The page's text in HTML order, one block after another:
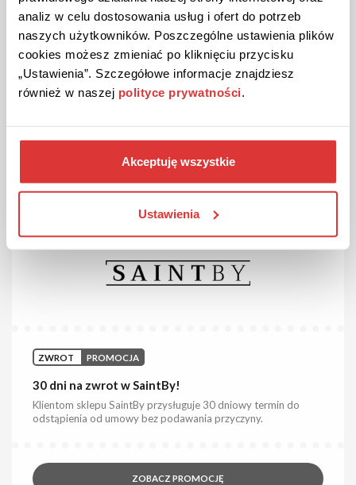
analiz w celu dostosowania usług i ofert do potrzeb
naszych użytkowników. Poszczególne ustawienia plików
cookies możesz zmieniać po kliknięciu przycisku
„Ustawienia”. Szczegółowe informacje znajdziesz
również w naszej polityce prywatności.
Akceptuję wszystkie
Ustawienia
PROMOCJA
Nowości w SaintBy!
Zobacz najnowszą kolekcję stylowych ubrań premium
wykonanych luksusowych materiałów.
ZWROT PROMOCJA
30 dni na zwrot w SaintBy!
Klientom sklepu SaintBy przysługuje 30 dniowy termin do
odstąpienia od umowy bez podawania przyczyny.
ZOBACZ PROMOCJĘ